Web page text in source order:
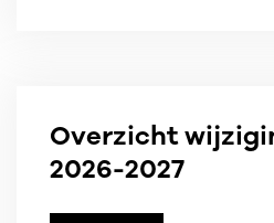
Overzicht
2026-2027